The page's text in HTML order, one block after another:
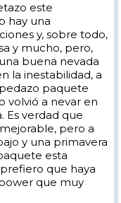
este
hay una
y, sobre todo,
y mucho, pero,
buena nevada
la inestabilidad, a
paquete
volvió a nevar en
Es verdad que
pero a
y una primavera
esta
que haya
que muy